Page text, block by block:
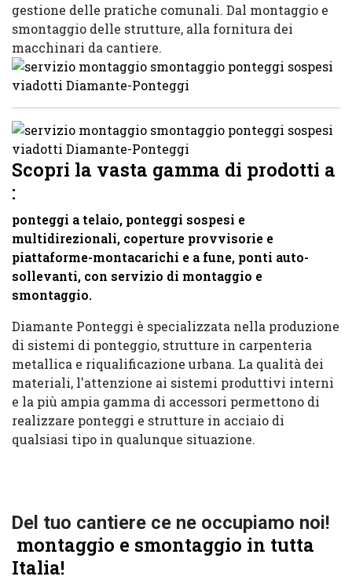
gestione delle pratiche comunali. Dal montaggio e
smontaggio delle strutture, alla fornitura dei
macchinari da cantiere.
Scopri la vasta gamma di prodotti a
:
ponteggi a telaio, ponteggi sospesi e
multidirezionali, coperture provvisorie e
piattaforme-montacarichi e a fune, ponti auto-
sollevanti, con servizio di montaggio e
smontaggio.
Diamante Ponteggi è specializzata nella produzione
di sistemi di ponteggio, strutture in carpenteria
metallica e riqualificazione urbana. La qualità dei
materiali, l'attenzione ai sistemi produttivi interni
e la più ampia gamma di accessori permettono di
realizzare ponteggi e strutture in acciaio di
qualsiasi tipo in qualunque situazione.
Del tuo cantiere ce ne occupiamo noi!
montaggio e smontaggio in tutta
Italia!